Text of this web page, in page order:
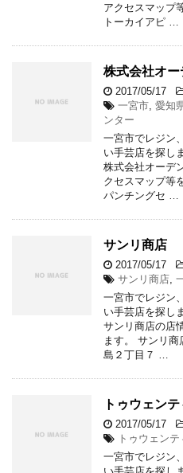
アクセスマップ
トーカイアピ …
株式会社オ
2017/05/17
一宮市 愛知
ンター
一宮市でレジン
い手芸店を探し
株式会社オーデ
クセスマップ等
パンチングセ …
サンリ商店
2017/05/17
サンリ商店
一宮市でレジン
い手芸店を探し
サンリ商店の店
ます。 サンリ
島２丁目７ …
トゥウェン
2017/05/17
トゥウェンテ
一宮市でレジン